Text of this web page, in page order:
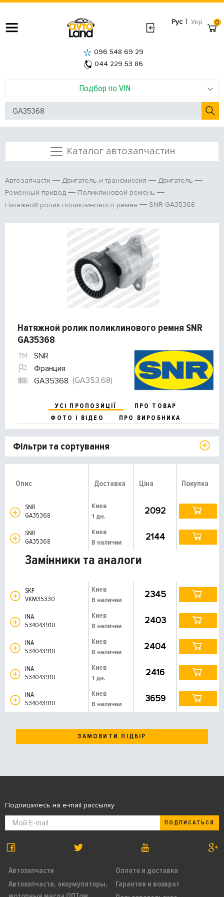
Рус | Укр
Подбор по VIN
096 548 69 29
044 229 53 86
0
Каталог автозапчастин
Автозапчасти Двигатель и трансмиссия
Двигатель
Ременный привод
Поликлиновой ремень
Натяжной ролик поликлинового ремня
SNR GA35368
Натяжной ролик поликлинового ремня SNR
GA35368
SNR
Франция
GA35368 (GA353.68)
УСІ ПРОПОЗИЦІЇ
ПРО ТОВАР
ФОТО І ВІДЕО
ПРО ВИРОБНИКА
Фільтри та сортування
Опис Доставка Ціна Покупка
SNR
GA35368
Киев
1 дн.
2092
SNR
GA35368
Киев
В наличии
2144
Замінники та аналоги
SKF
VKM35330
Киев
В наличии
2345
INA
534043910
Киев
В наличии
2403
INA
534043910
Киев
В наличии
2404
INA
534043910
Киев
1 дн.
2416
INA
534043910
Киев
В наличии
3659
ЗАМОВИТИ ПІДБІР
Автозапчасти
Автозапчасти, аккумуляторы,
Оплата и доставка
Гарантия и возврат
Подпишитесь на e-mail рассылку
ПОДПИСАТЬСЯ